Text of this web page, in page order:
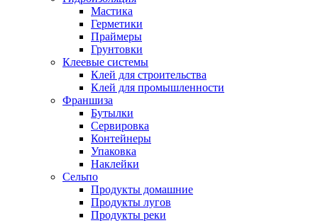
Мастика
Герметики
Праймеры
Грунтовки
Клеевые системы
Клей для строительства
Клей для промышленности
Франшиза
Бутылки
Сервировка
Контейнеры
Упаковка
Наклейки
Сельпо
Продукты домашние
Продукты лугов
Продукты реки